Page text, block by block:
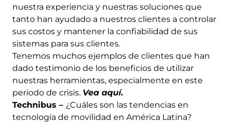
nuestra experiencia y nuestras soluciones que
tanto han ayudado a nuestros clientes a controlar
sus costos y mantener la confiabilidad de sus
sistemas para sus clientes.
Tenemos muchos ejemplos de clientes que han
dado testimonio de los beneficios de utilizar
nuestras herramientas, especialmente en este
período de crisis. Vea aquí.
Technibus – ¿Cuáles son las tendencias en
tecnología de movilidad en América Latina?